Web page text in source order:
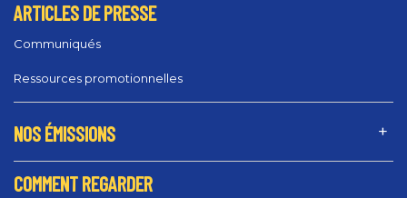
ARTICLES DE PRESSE
Communiqués
Ressources promotionnelles
NOS ÉMISSIONS
COMMENT REGARDER